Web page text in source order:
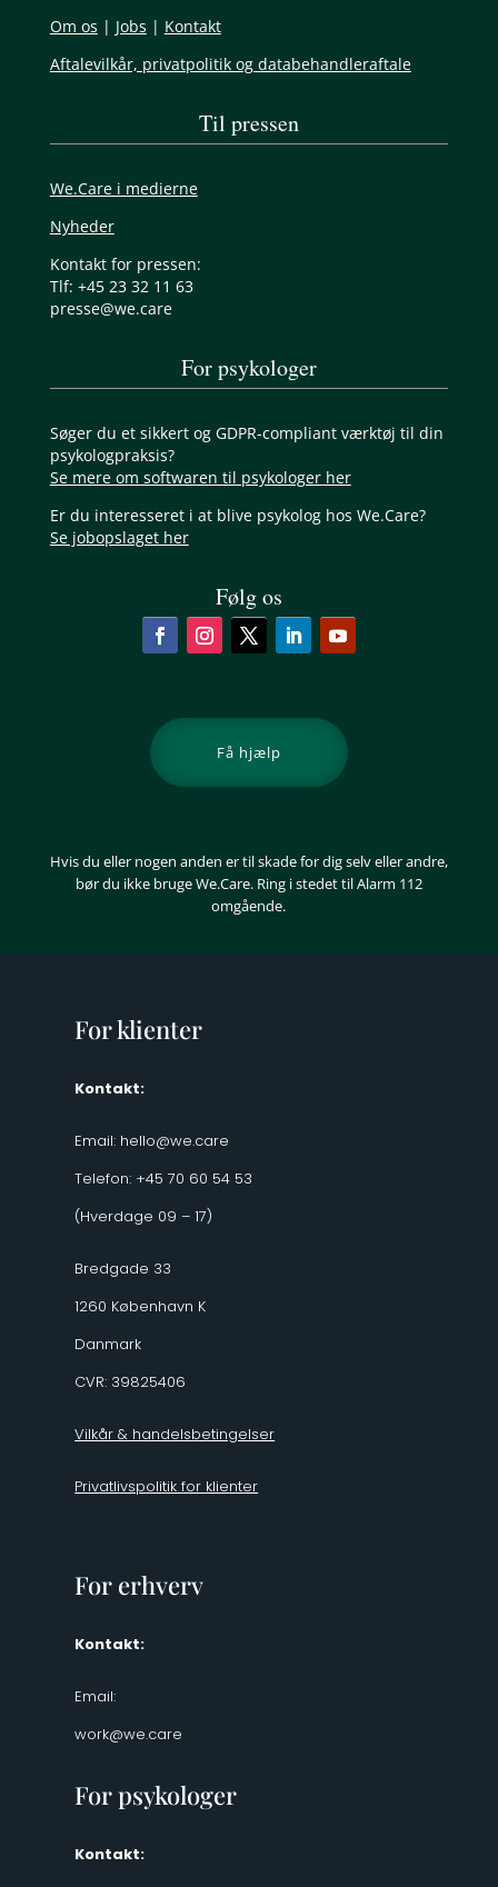
Om os | Jobs | Kontakt
Aftalevilkår, privatpolitik og databehandleraftale
Til pressen
We.Care i medierne
Nyheder
Kontakt for pressen:
Tlf: +45 23 32 11 63
presse@we.care
For psykologer
Søger du et sikkert og GDPR-compliant værktøj til din
psykologpraksis?
Se mere om softwaren til psykologer her
Er du interesseret i at blive psykolog hos We.Care?
Se jobopslaget her
Følg os
Få hjælp
Hvis du eller nogen anden er til skade for dig selv eller andre,
bør du ikke bruge We.Care. Ring i stedet til Alarm 112
omgående.
For klienter
Kontakt:
Email: hello@we.care
Telefon: +45 70 60 54 53
(Hverdage 09 – 17)
Bredgade 33
1260 København K
Danmark
CVR: 39825406
Vilkår & handelsbetingelser
Privatlivspolitik for klienter
For erhverv
Kontakt:
Email:
work@we.care
For psykologer
Kontakt: